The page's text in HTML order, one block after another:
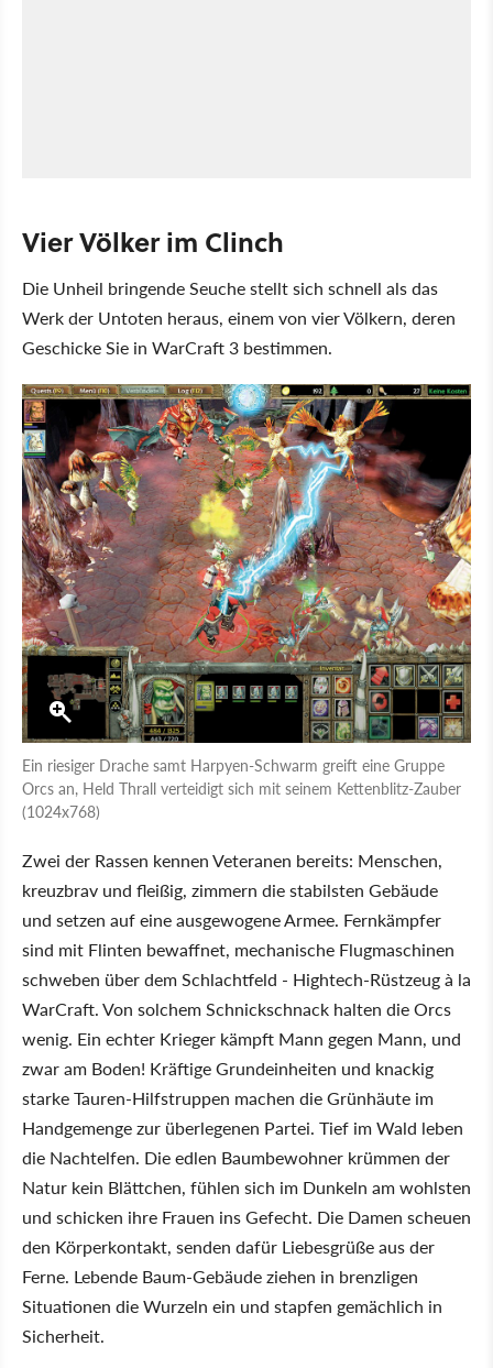
Vier Völker im Clinch
Die Unheil bringende Seuche stellt sich schnell als das
Werk der Untoten heraus, einem von vier Völkern, deren
Geschicke Sie in WarCraft 3 bestimmen.
Ein riesiger Drache samt Harpyen-Schwarm greift eine Gruppe
Orcs an, Held Thrall verteidigt sich mit seinem Kettenblitz-Zauber
(1024x768)
Zwei der Rassen kennen Veteranen bereits: Menschen,
kreuzbrav und fleißig, zimmern die stabilsten Gebäude
und setzen auf eine ausgewogene Armee. Fernkämpfer
sind mit Flinten bewaffnet, mechanische Flugmaschinen
schweben über dem Schlachtfeld - Hightech-Rüstzeug à la
WarCraft. Von solchem Schnickschnack halten die Orcs
wenig. Ein echter Krieger kämpft Mann gegen Mann, und
zwar am Boden! Kräftige Grundeinheiten und knackig
starke Tauren-Hilfstruppen machen die Grünhäute im
Handgemenge zur überlegenen Partei. Tief im Wald leben
die Nachtelfen. Die edlen Baumbewohner krümmen der
Natur kein Blättchen, fühlen sich im Dunkeln am wohlsten
und schicken ihre Frauen ins Gefecht. Die Damen scheuen
den Körperkontakt, senden dafür Liebesgrüße aus der
Ferne. Lebende Baum-Gebäude ziehen in brenzligen
Situationen die Wurzeln ein und stapfen gemächlich in
Sicherheit.